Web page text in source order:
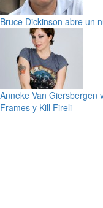
Bruce Dickinson abre un
Anneke Van Giersbergen
Frames y Kill Fireli